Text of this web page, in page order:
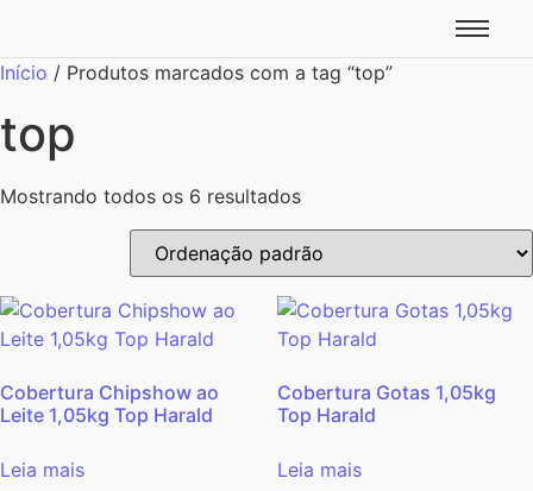
Início / Produtos marcados com a tag “top”
top
Mostrando todos os 6 resultados
Cobertura Chipshow ao
Leite 1,05kg Top Harald
Leia mais
Cobertura Gotas 1,05kg
Top Harald
Leia mais